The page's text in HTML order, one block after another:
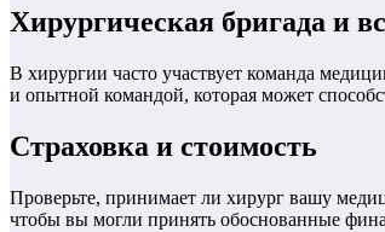
Хирургическая бригада и
В хирургии часто участвует команда
и опытной командой, которая может
Страховка и стоимость
Проверьте, принимает ли хирург вашу
чтобы вы могли принять обоснованные